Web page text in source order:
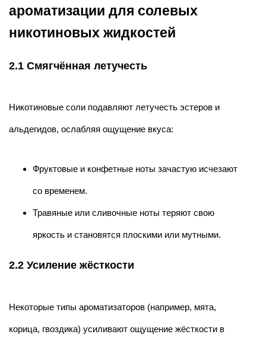
ароматизации для солевых
никотиновых жидкостей
2.1 Смягчённая летучесть
Никотиновые соли подавляют летучесть эстеров и
альдегидов, ослабляя ощущение вкуса:
Фруктовые и конфетные ноты зачастую исчезают
со временем.
Травяные или сливочные ноты теряют свою
яркость и становятся плоскими или мутными.
2.2 Усиление жёсткости
Некоторые типы ароматизаторов (например, мята,
корица, гвоздика) усиливают ощущение жёсткости в